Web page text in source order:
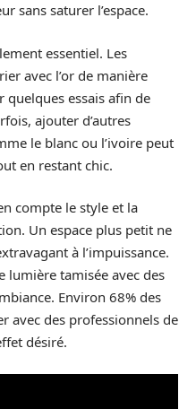
sans saturer l’espace.
essentiel. Les
avec l’or de manière
quelques essais afin de
ajouter d’autres
le blanc ou l’ivoire peut
en restant chic.
compte le style et la
Un espace plus petit ne
à l’impuissance.
lumière tamisée avec des
Environ 68% des
avec des professionnels de
désiré.